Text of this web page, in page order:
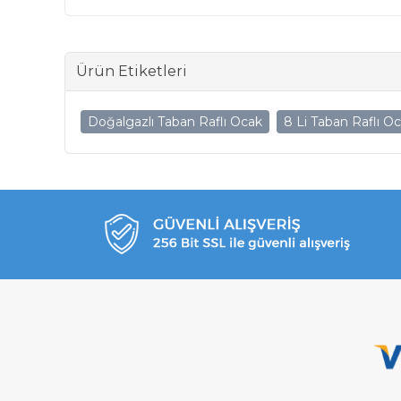
Ürün Etiketleri
Doğalgazlı Taban Raflı Ocak 8 Li Taban Raflı